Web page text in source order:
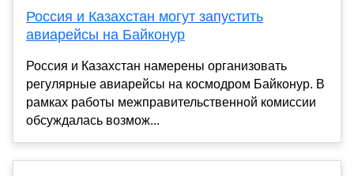
Россия и Казахстан могут запустить
авиарейсы на Байконур
Россия и Казахстан намерены организовать
регулярные авиарейсы на космодром Байконур. В
рамках работы межправительственной комиссии
обсуждалась возмож...